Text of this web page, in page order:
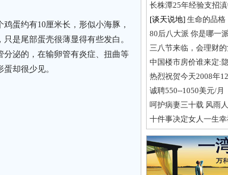
蛋约有10厘米长，形似小海豚，
是尾部蛋壳很薄显得有些发白。
泌的，在输卵管有炎症、扭曲等
却很少见。
长株潭25年经验支招
[谈天说地] 生命的品格
80后八大派 你是哪一
三八节来临，会理财
中国楼市房价谁来定:
热烈祝贺今天2008年
诚聘550--1050美元/月
呵护病妻三十载 风雨
十件事决定女人一生